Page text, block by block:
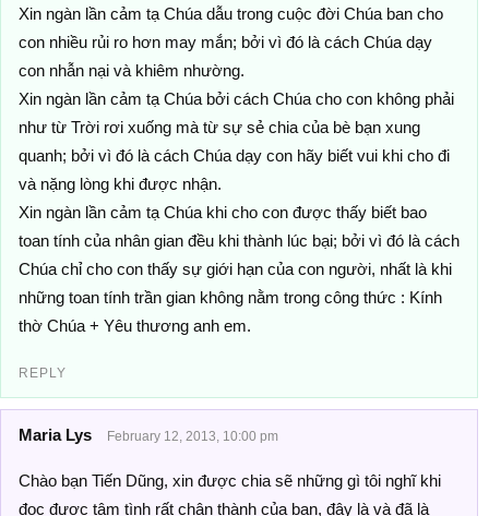
Xin ngàn lần cảm tạ Chúa dẫu trong cuộc đời Chúa ban cho
con nhiều rủi ro hơn may mắn; bởi vì đó là cách Chúa dạy
con nhẫn nại và khiêm nhường.
Xin ngàn lần cảm tạ Chúa bởi cách Chúa cho con không phải
như từ Trời rơi xuống mà từ sự sẻ chia của bè bạn xung
quanh; bởi vì đó là cách Chúa dạy con hãy biết vui khi cho đi
và nặng lòng khi được nhận.
Xin ngàn lần cảm tạ Chúa khi cho con được thấy biết bao
toan tính của nhân gian đều khi thành lúc bại; bởi vì đó là cách
Chúa chỉ cho con thấy sự giới hạn của con người, nhất là khi
những toan tính trần gian không nằm trong công thức : Kính
thờ Chúa + Yêu thương anh em.
REPLY
Maria Lys February 12, 2013, 10:00 pm
Chào bạn Tiến Dũng, xin được chia sẽ những gì tôi nghĩ khi
đọc được tâm tình rất chân thành của bạn, đây là và đã là